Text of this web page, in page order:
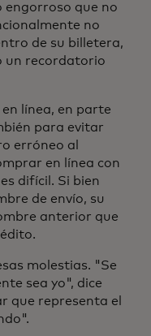
engorroso que no
no
de su billetera,
un recordatorio
línea, en parte
para evitar
erróneo al
en línea con
difícil. Si bien
de envío, su
anterior que
molestias. "Se
sea yo", dice
que representa el